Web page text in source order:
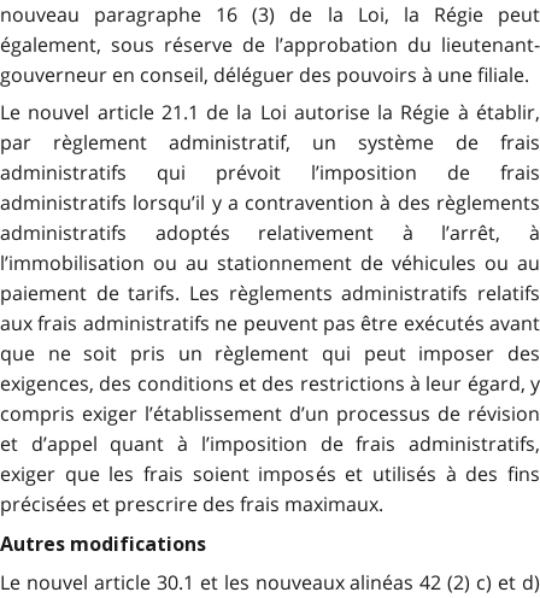
nouveau paragraphe 16 (3) de la Loi, la Régie peut
également, sous réserve de l’approbation du lieutenant-
gouverneur en conseil, déléguer des pouvoirs à une filiale.
Le nouvel article 21.1 de la Loi autorise la Régie à établir,
par règlement administratif, un système de frais
administratifs qui prévoit l’imposition de frais
administratifs lorsqu’il y a contravention à des règlements
administratifs adoptés relativement à l’arrêt, à
l’immobilisation ou au stationnement de véhicules ou au
paiement de tarifs. Les règlements administratifs relatifs
aux frais administratifs ne peuvent pas être exécutés avant
que ne soit pris un règlement qui peut imposer des
exigences, des conditions et des restrictions à leur égard,y
compris exiger l’établissement d’un processus de révision
et d’appel quant à l’imposition de frais administratifs,
exiger que les frais soient imposés et utilisés à des fins
précisées et prescrire des frais maximaux.
Autres modifications
Le nouvel article 30.1 et les nouveaux alinéas 42 (2) c) et d)